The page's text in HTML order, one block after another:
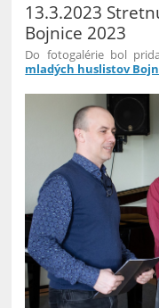
13.3.2023
Bojnice 2023
Do fotogalérie bol
mladých huslistov